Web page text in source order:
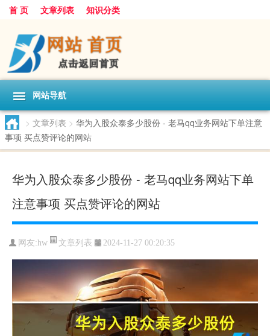
首 页 文章列表 知识分类
网站导航
> 文章列表 > 华为入股众泰多少股份 - 老马qq业务网站下单注意
事项 买点赞评论的网站
华为入股众泰多少股份 - 老马qq业务网站下单
注意事项 买点赞评论的网站
网友:hw 文章列表 2024-11-27 00:20:35